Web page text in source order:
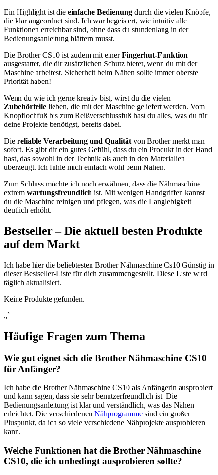
Ein Highlight ist die einfache Bedienung durch die vielen Knöpfe,
die klar angeordnet sind. Ich war begeistert, wie intuitiv alle
Funktionen erreichbar sind, ohne dass du stundenlang in der
Bedienungsanleitung blättern musst.
Die Brother CS10 ist zudem mit einerFingerhut-Funktion
ausgestattet, die dir zusätzlichen Schutz bietet, wenn du mit der
Maschine arbeitest. Sicherheit beim Nähen sollte immer oberste
Priorität haben!
Wenn du wie ich gerne kreativ bist, wirst du die vielen
Zubehörteile lieben, die mit der Maschine geliefert werden. Vom
Knopflochfuß bis zum Reißverschlussfuß hast du alles, was du für
deine Projekte benötigst, bereits dabei.
Die reliable Verarbeitung und Qualität von Brother merkt man
sofort. Es gibt dir ein gutes Gefühl, dass du ein Produkt in der Hand
hast, das sowohl in der Technik als auch in den Materialien
überzeugt. Ich fühle mich einfach wohl beim Nähen.
Zum Schluss möchte ich noch erwähnen, dass die Nähmaschine
extrem wartungsfreundlich ist. Mit wenigen Handgriffen kannst
du die Maschine reinigen und pflegen, was die Langlebigkeit
deutlich erhöht.
Bestseller – Die aktuell besten Produkte
auf dem Markt
Ich habe hier die beliebtesten Brother Nähmaschine Cs10 Günstig in
dieser Bestseller-Liste für dich zusammengestellt. Diese Liste wird
täglich aktualisiert.
Keine Produkte gefunden.
„`
Häufige Fragen zum Thema
Wie gut eignet sich die Brother Nähmaschine CS10
für Anfänger?
Ich habe die Brother Nähmaschine CS10 als Anfängerin ausprobiert
und kann sagen, dass sie sehr benutzerfreundlich ist. Die
Bedienungsanleitung ist klar und verständlich, was das Nähen
erleichtet. Die verschiedenen Nähprogramme sind ein großer
Pluspunkt, da ich so viele verschiedene Nähprojekte ausprobieren
kann.
Welche Funktionen hat die Brother Nähmaschine
CS10, die ich unbedingt ausprobieren sollte?